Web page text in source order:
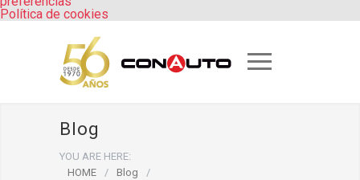
Política de cookies
Blog
YOU ARE HERE:
HOME
/ Blog
/